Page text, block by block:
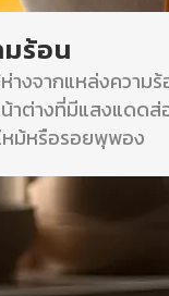
มร้อน
ห่างจากแหล่งควา
าต่างที่มีแสงแดดส่
หม้หรือรอยพุพอง